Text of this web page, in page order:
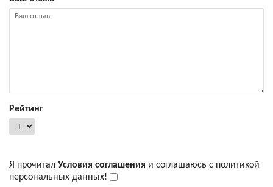
Рейтинг
Я прочитал Условия соглашения и соглашаюсь с политикой
персональных данных!